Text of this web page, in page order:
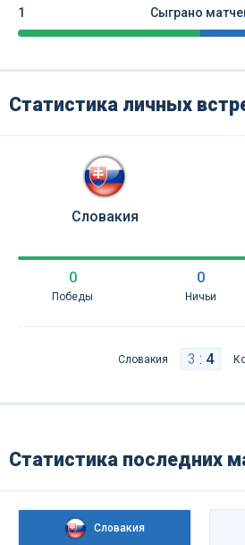
1 Сыграно
Статистика личных
Словакия
0
Победы
0
Ничьи
Словакия 3 : 4
Статистика последних
Словакия